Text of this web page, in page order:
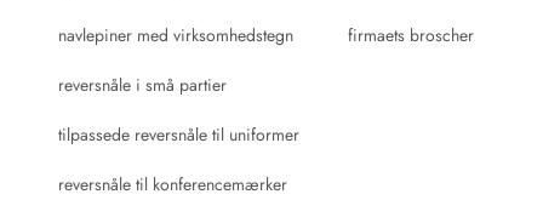
navlepiner med virksomhedstegn firmaets broscher
reversnåle i små partier
tilpassede reversnåle til uniformer
reversnåle til konferencemærker